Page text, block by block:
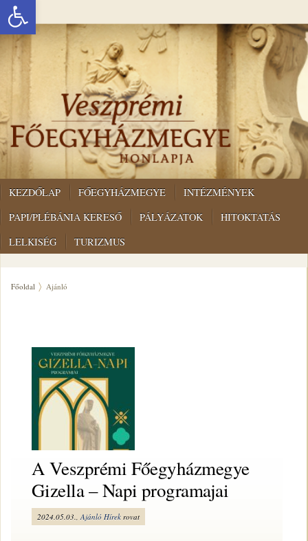
KEZDŐLAP FŐEGYHÁZMEGYE
INTÉZMÉNYEK
PAPI/PLÉBÁNIA KERESŐ
PÁLYÁZATOK
HITOKTATÁS
LELKISÉG
TURIZMUS
Főoldal Ajánló
A Veszprémi Főegyházmegye
Gizella – Napi programajai
2024.05.03., Ajánló Hírek rovat